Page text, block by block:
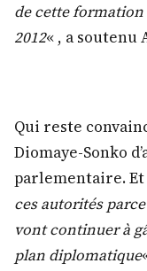
de cette formation
2012« , a soutenu
Qui reste
Diomaye-Sonko
parlementaire. Et
ces autorités
vont continuer à
plan diplomatique